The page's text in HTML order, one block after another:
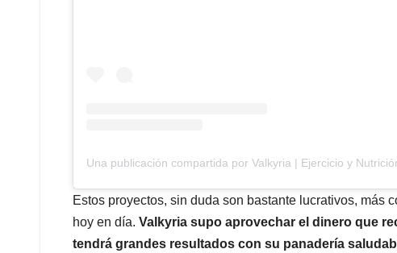
Una publicación compartida por Valkyria | Ejercicio y
Estos proyectos, sin duda son bastante lucrativos, más
hoy en día. Valkyria supo aprovechar el dinero que
tendrá grandes resultados con su panadería